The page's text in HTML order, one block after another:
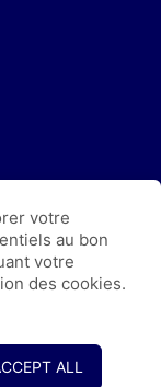
votre
au bon
votre
des cookies.
ALL